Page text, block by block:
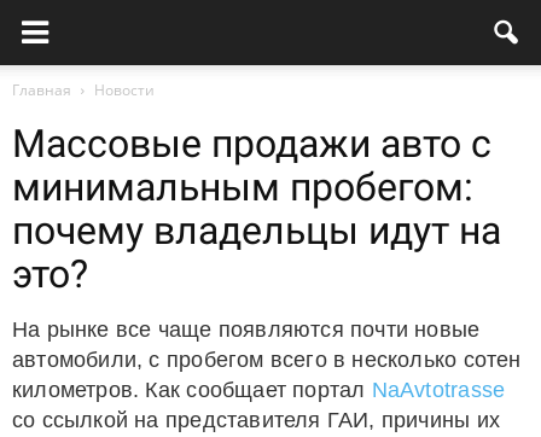
Главная Новости
Массовые продажи авто с
минимальным пробегом:
почему владельцы идут на
это?
На рынке все чаще появляются почти новые
автомобили, с пробегом всего в несколько сотен
километров. Как сообщает портал NaAvtotrasse
со ссылкой на представителя ГАИ, причины их